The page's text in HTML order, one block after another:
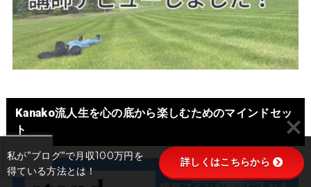
Kanako流人生を心の底から楽しむためのマインドセッ
ト
私が”ブログ”で月収100万円を
得ている方法とは！
詳しくはこちらから